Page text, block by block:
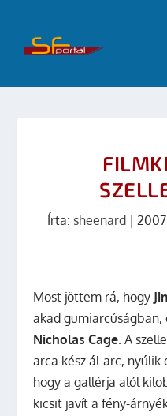
Írta: sheenard|
Most jöttem rá, hogy
akad
Nicholas Cage. A
arca kész ál-arc, nyúlik
hogy a gallérja alól
kicsit javít a fény-